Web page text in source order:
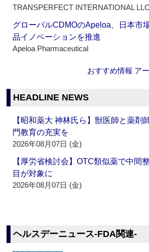
TRANSPERFECT INTERNATIONAL LLC
グローバルCDMOのApeloa、日本市
品イノベーションを推進
Apeloa Pharmaceutical
おすすめ情報 ア
HEADLINE NEWS
【昭和薬大 神林氏ら】獣医師と薬剤
門教育の充実を
2026年08月07日 (金)
【厚労省検討会】OTC類似薬で中間
目が対象に
2026年08月07日 (金)
ヘルスデーニュース‐FDA関連‐